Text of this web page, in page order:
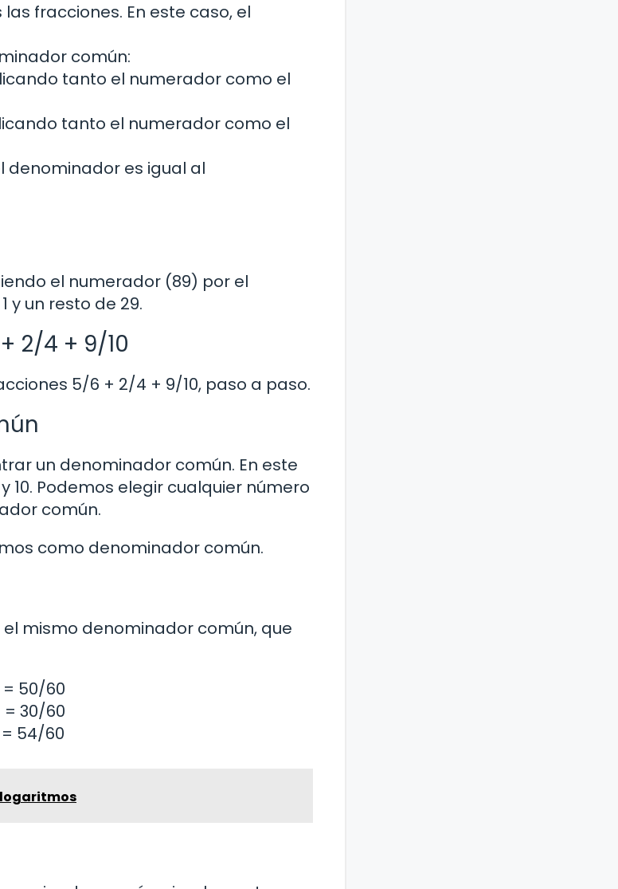
fracciones. En este caso, el
común:
tanto el numerador como el
tanto el numerador como el
denominador es igual al
el numerador (89) por el
y un resto de 29.
2/4 + 9/10
5/6 + 2/4 + 9/10, paso a paso.
un denominador común. En este
10. Podemos elegir cualquier número
común.
como denominador común.
mismo denominador común, que
50/60
30/60
54/60
logaritmos